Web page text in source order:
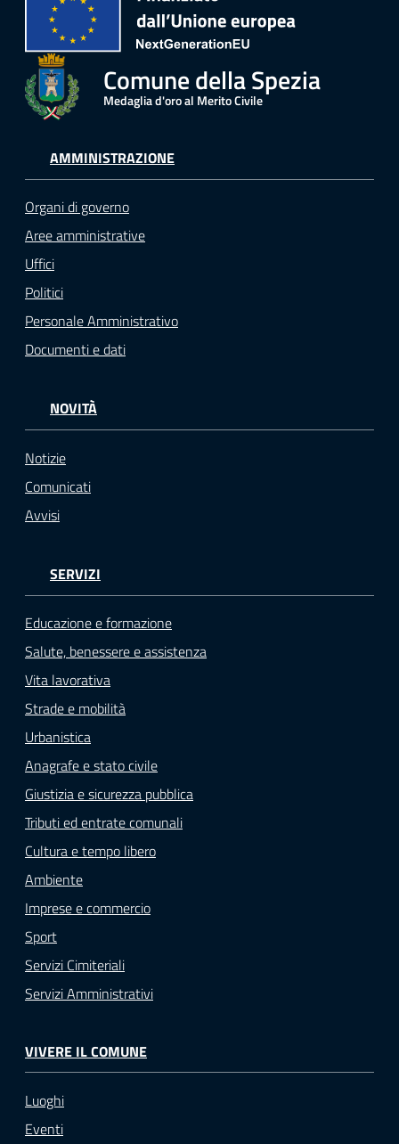
Comune della Spezia
Medaglia d'oro al Merito Civile
AMMINISTRAZIONE
Organi di governo
Aree amministrative
Uffici
Politici
Personale Amministrativo
Documenti e dati
NOVITÀ
Notizie
Comunicati
Avvisi
SERVIZI
Educazione e formazione
Salute, benessere e assistenza
Vita lavorativa
Strade e mobilità
Urbanistica
Anagrafe e stato civile
Giustizia e sicurezza pubblica
Tributi ed entrate comunali
Cultura e tempo libero
Ambiente
Imprese e commercio
Sport
Servizi Cimiteriali
Servizi Amministrativi
VIVERE IL COMUNE
Luoghi
Eventi